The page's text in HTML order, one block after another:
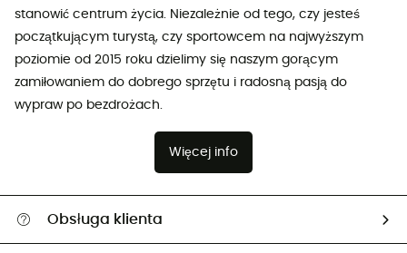
stanowić centrum życia. Niezależnie od tego, czy jesteś
początkującym turystą, czy sportowcem na najwyższym
poziomie od 2015 roku dzielimy się naszym gorącym
zamiłowaniem do dobrego sprzętu i radosną pasją do
wypraw po bezdrożach.
Więcej info
Obsługa klienta